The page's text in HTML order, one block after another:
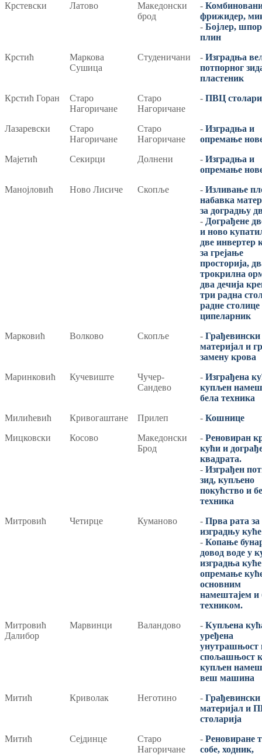
Крстевски Латово
Македонски
брод
-
фрижидер,
- Бојлер,
плин
Крстић
Маркова
Сушица
Студеничани - Изградња
потпорног
пластеник
Крстић Горан
Старо
Нагоричане
Старо
Нагоричане
- ПВЦ
Лазаревски
Старо
Нагоричане
Старо
Нагоричане
- Изградња и
опремање
Maјетић
Секирци Долнени - Изградња и
опремање
Maнојловић
Ново Лисиче Скопље - Изливање
набавка
за доградњу
- Дограђене
и ново
две инвертер
за грејање
просторија,
трокрилна
два дечија
три радна
радне столице
ципеларник
Марковић
Волково Скопље - Грађевински
материјал и
замену крова
Маринковић
Кучевиште
Чучер-
Сандево
- Изграђена
купљен
бела техника
Милићевић
Кривогаштане Прилеп - Кошнице
Мицковски
Косово
Македонски
Брод
- Реновиран
кући и
квадрата.
- Изграђен
зид, купљено
покућство и
техника
Митровић
Четирце Куманово - Прва рата за
изградњу куће
- Копање
довод воде у
изградња
опремање
основним
намештајем и
техником.
Митровић
Далибор
Марвинци Валандово - Купљена
уређена
унутрашњост
спољашњост
купљен
веш машина
Митић
Криволак Неготино - Грађевински
материјал и
столарија
Митић
Сејдинцe
Старо
Нагоричане
- Реновиранe
собе, ходник,